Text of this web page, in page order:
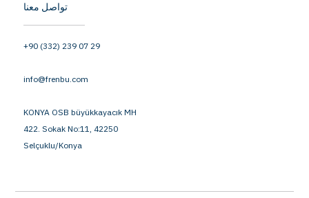
تواصل معنا
+90 (332) 239 07 29
info@frenbu.com
KONYA OSB büyükkayacık MH
422. Sokak No:11, 42250
Selçuklu/Konya